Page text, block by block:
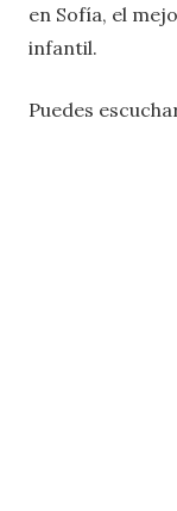
en Sofía, el
infantil.
Puedes